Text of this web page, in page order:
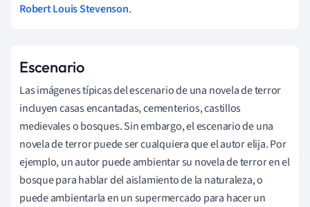
Robert Louis Stevenson.
Escenario
Las imágenes típicas del escenario de una novela de terror
incluyen casas encantadas, cementerios, castillos
medievales o bosques. Sin embargo, el escenario de una
novela de terror puede ser cualquiera que el autor elija. Por
ejemplo, un autor puede ambientar su novela de terror en el
bosque para hablar del aislamiento de la naturaleza, o
puede ambientarla en un supermercado para hacer un